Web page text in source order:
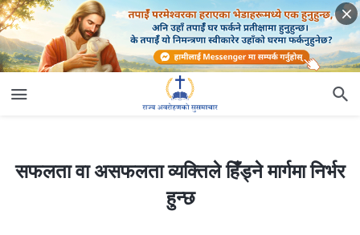
सफलता वा असफलता व्यक्तिले हिँड्ने मार्गमा निर्भर हुन्छ
सफलता वा असफलता व्यक्तिले हिँड्ने मार्गमा निर्भर
हुन्छ